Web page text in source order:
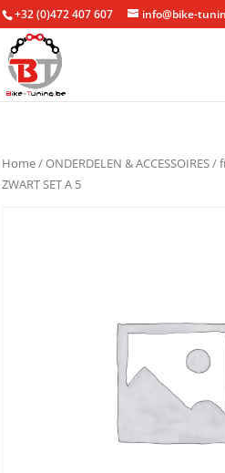
+32 (0)472 407 607 info@bike-
Home/ONDERDELEN & ACCESSOIRES/
ZWART SET A 5